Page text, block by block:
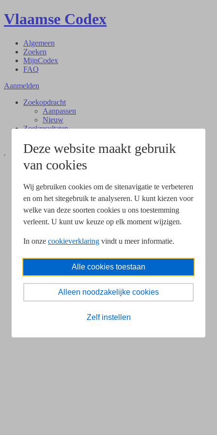
Deze website maakt gebruik
van cookies
Wij gebruiken cookies om de sitenavigatie te verbeteren
en om het sitegebruik te analyseren. U kunt kiezen voor
welke van deze soorten cookies u ons toestemming
verleent. U kunt uw keuze op elk moment wijzigen.
In onze cookieverklaring vindt u meer informatie.
Alle cookies toestaan
Alleen noodzakelijke cookies
Zelf instellen
Vlaamse Codex
Algemeen
Zoeken
MijnCodex
FAQ
Aanmelden
Zoekopdracht
Aanpassen
Nieuw
Zoekresultaten